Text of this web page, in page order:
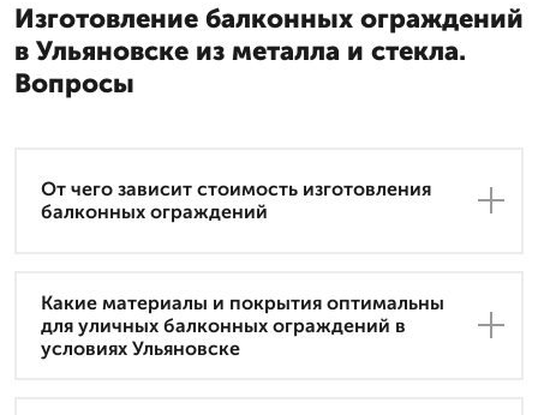
Изготовление балконных ограждений
в Ульяновске из металла и стекла.
Вопросы
От чего зависит стоимость изготовления
балконных ограждений
Какие материалы и покрытия оптимальны
для уличных балконных ограждений в
условиях Ульяновске